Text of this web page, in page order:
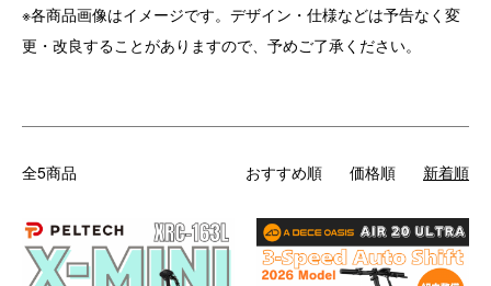
※各商品画像はイメージです。デザイン・仕様などは予告なく変
更・改良することがありますので、予めご了承ください。
全5商品 おすすめ順 価格順 新着順